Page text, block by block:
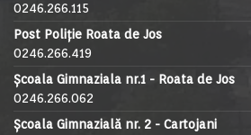
0246.266.115
Post Poliție Roata de Jos
0246.266.419
Școala Gimnaziala nr.1 - Roata de Jos
0246.266.062
Școala Gimnazială nr. 2 - Cartojani